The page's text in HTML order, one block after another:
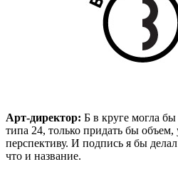
Арт-директор: Б в круге могла
типа 24, только придать бы
перспективу. И подпись я бы
что и название.